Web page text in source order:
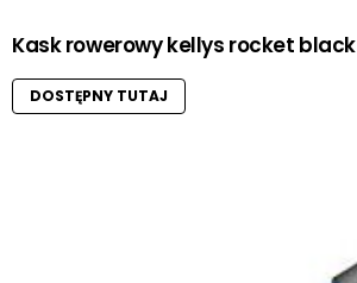
Kask rowerowy kellys rocket black
DOSTĘPNY TUTAJ